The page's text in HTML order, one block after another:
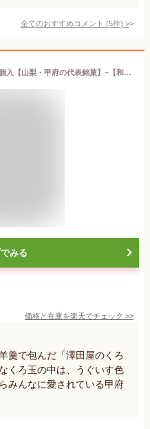
全てのおすすめコメント (5件) >
澤田屋のくろ玉（くろだま）15個入【山梨・甲府の代表銘菓】−【和菓子】【名産】【お土産】【澤田屋】【代引き不可】
みる
価格と在庫を楽天でチェック >>
羹で包んだ「澤田屋のくろ
くろ玉の中は、うぐいす色
みんなに愛されている甲府